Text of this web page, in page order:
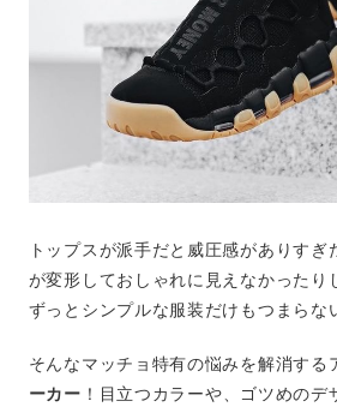
トップスが派手だと威圧感がありすぎ
が変形しておしゃれに見えなかったり
ずっとシンプルな服装だけもつまらな
そんなマッチョ特有の悩みを解消する
ーカー ！目立つカラーや、ゴツめのデ